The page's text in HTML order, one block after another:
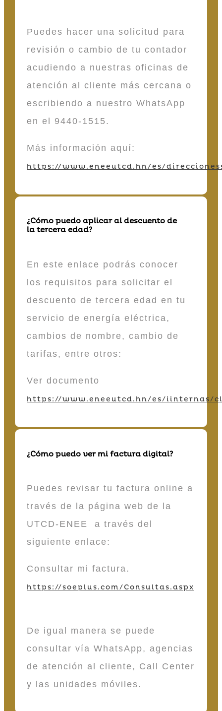
Puedes hacer una solicitud para
revisión o cambio de tu contador
acudiendo a nuestras oficinas de
atención al cliente más cercana o
escribiendo a nuestro WhatsApp
en el 9440-1515.
Más información aquí:
https://www.eneeutcd.hn/es/
¿Cómo puedo aplicar al descuento de
la tercera edad?
En este enlace podrás conocer
los requisitos para solicitar el
descuento de tercera edad en tu
servicio de energía eléctrica,
cambios de nombre, cambio de
tarifas, entre otros:
Ver documento
https://www.eneeutcd.hn/es/iinternas/
¿Cómo puedo ver mi factura digital?
Puedes revisar tu factura online a
través de la página web de la
UTCD-ENEE a través del
siguiente enlace:
Consultar mi factura.
https://soeplus.com/Consultas.aspx
De igual manera se puede
consultar vía WhatsApp, agencias
de atención al cliente, Call Center
y las unidades móviles.